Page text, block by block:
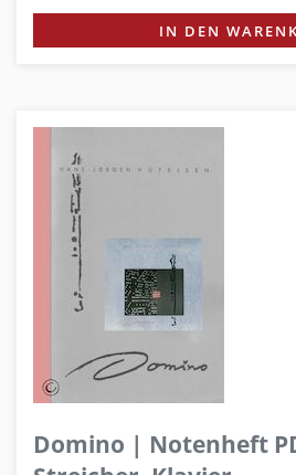
IN DEN
Domino | Notenheft